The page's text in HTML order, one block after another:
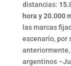
distancias:
hora y 20.000
las marcas
escenario, por
anteriormente,
argentinos